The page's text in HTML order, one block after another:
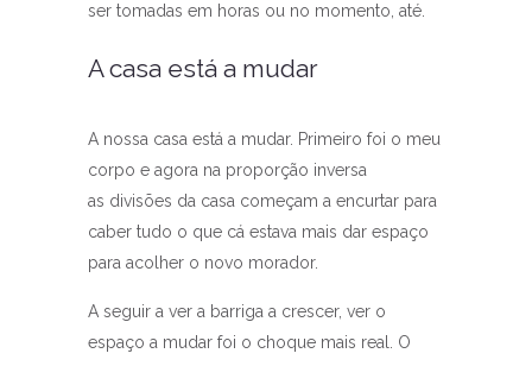
ser tomadas em horas ou no momento, até.
A casa está a mudar
A nossa casa está a mudar. Primeiro foi o meu
corpo e agora na proporção inversa
as divisões da casa começam a encurtar para
caber tudo o que cá estava mais dar espaço
para acolher o novo morador.
A seguir a ver a barriga a crescer, ver o
espaço a mudar foi o choque mais real. O